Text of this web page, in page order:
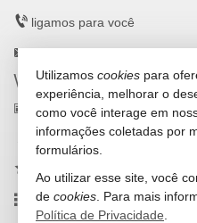
ligamos para você
lavilleimoveisltda@gmail.com
VEJA MAIS
receba nosso newsletter
cadastre seu imóvel
mapa de imóveis
Utilizamos cookies para
experiência, melhorar o
como você interage em
informações coletadas por
formulários.
Ao utilizar esse site, você
de cookies . Para mais
Política de Privacidade